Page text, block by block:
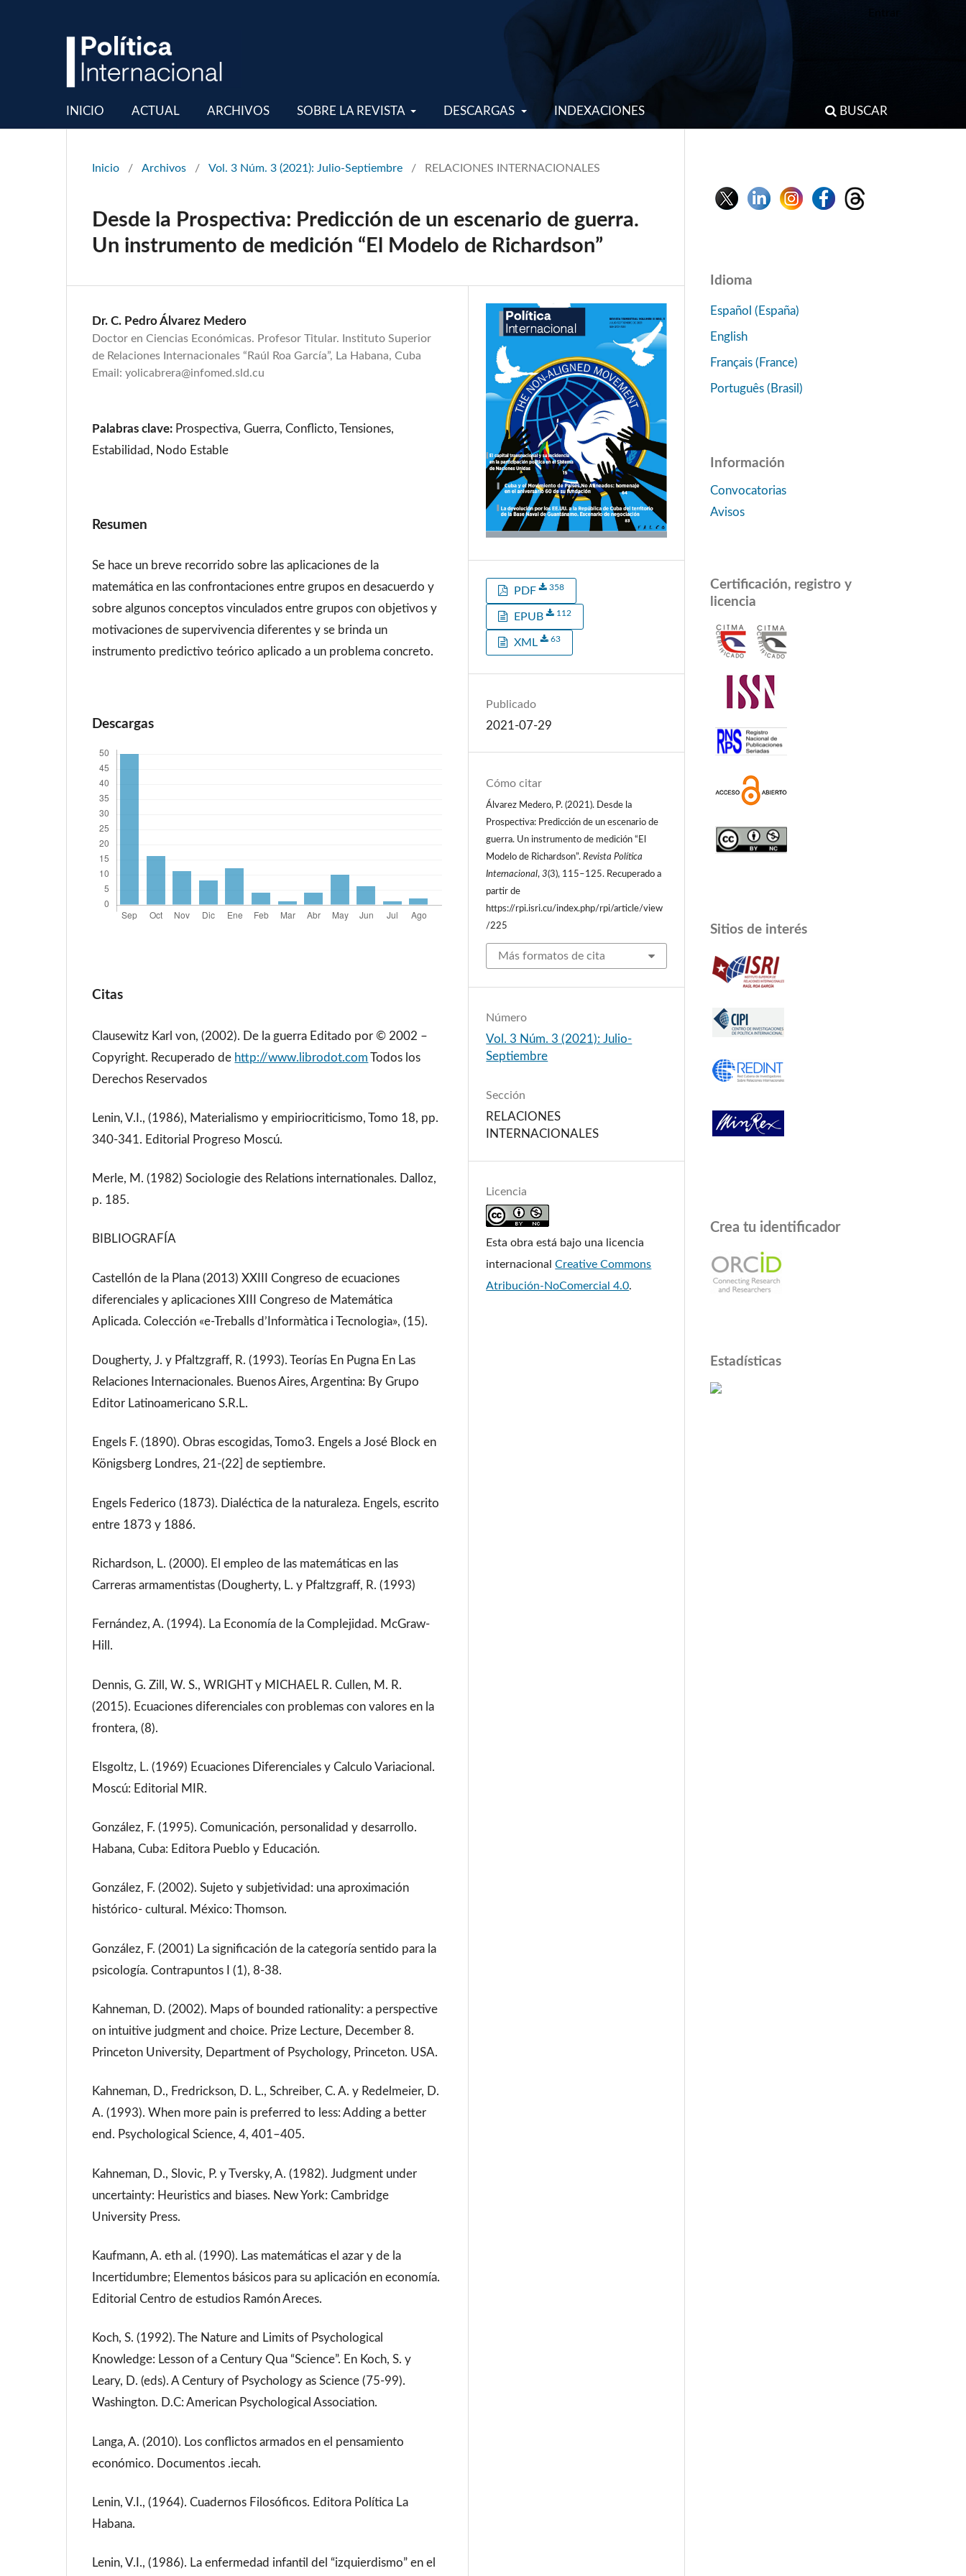
INICIO ACTUAL ARCHIVOS SOBRE LA REVISTA DESCARGAS INDEXACIONES BUSCAR
Inicio / Archivos / Vol. 3 Núm. 3 (2021): Julio-Septiembre / RELACIONES INTERNACIONALES
Desde la Prospectiva: Predicción de un escenario de guerra.
Un instrumento de medición “El Modelo de Richardson”
Dr. C. Pedro Álvarez Medero
Doctor en Ciencias Económicas. Profesor Titular. Instituto Superior
de Relaciones Internacionales “Raúl Roa García”, La Habana, Cuba
Email: yolicabrera@infomed.sld.cu
Palabras clave: Prospectiva, Guerra, Conflicto, Tensiones,
Estabilidad, Nodo Estable
Resumen
Se hace un breve recorrido sobre las aplicaciones de la
matemática en las confrontaciones entre grupos en desacuerdo y
sobre algunos conceptos vinculados entre grupos con objetivos y
motivaciones de supervivencia diferentes y se brinda un
instrumento predictivo teórico aplicado a un problema concreto.
Descargas
Citas
Clausewitz Karl von, (2002). De la guerra Editado por © 2002 –
Copyright. Recuperado de http://www.librodot.com Todos los
Derechos Reservados
Lenin, V.I., (1986), Materialismo y empiriocriticismo, Tomo 18, pp.
340-341. Editorial Progreso Moscú.
Merle, M. (1982) Sociologie des Relations internationales. Dalloz,
p. 185.
BIBLIOGRAFÍA
Castellón de la Plana (2013) XXIII Congreso de ecuaciones
diferenciales y aplicaciones XIII Congreso de Matemática
Aplicada. Colección «e-Treballs d’Informàtica i Tecnologia», (15).
Dougherty, J. y Pfaltzgraff, R. (1993). Teorías En Pugna En Las
Relaciones Internacionales. Buenos Aires, Argentina: By Grupo
Editor Latinoamericano S.R.L.
Engels F. (1890). Obras escogidas, Tomo3. Engels a José Block en
Königsberg Londres, 21-(22] de septiembre.
Engels Federico (1873). Dialéctica de la naturaleza. Engels, escrito
entre 1873 y 1886.
Richardson, L. (2000). El empleo de las matemáticas en las
Carreras armamentistas (Dougherty, L. y Pfaltzgraff, R. (1993)
Fernández, A. (1994). La Economía de la Complejidad. McGraw-
Hill.
Dennis, G. Zill, W. S., WRIGHT y MICHAEL R. Cullen, M. R.
(2015). Ecuaciones diferenciales con problemas con valores en la
frontera, (8).
Elsgoltz, L. (1969) Ecuaciones Diferenciales y Calculo Variacional.
Moscú: Editorial MIR.
González, F. (1995). Comunicación, personalidad y desarrollo.
Habana, Cuba: Editora Pueblo y Educación.
González, F. (2002). Sujeto y subjetividad: una aproximación
histórico- cultural. México: Thomson.
González, F. (2001) La significación de la categoría sentido para la
psicología. Contrapuntos I (1), 8-38.
Kahneman, D. (2002). Maps of bounded rationality: a perspective
on intuitive judgment and choice. Prize Lecture, December 8.
Princeton University, Department of Psychology, Princeton. USA.
Kahneman, D., Fredrickson, D. L., Schreiber, C. A. y Redelmeier, D.
A. (1993). When more pain is preferred to less: Adding a better
end. Psychological Science, 4, 401–405.
Kahneman, D., Slovic, P. y Tversky, A. (1982). Judgment under
uncertainty: Heuristics and biases. New York: Cambridge
University Press.
Kaufmann, A. eth al. (1990). Las matemáticas el azar y de la
Incertidumbre; Elementos básicos para su aplicación en economía.
Editorial Centro de estudios Ramón Areces.
Koch, S. (1992). The Nature and Limits of Psychological
Knowledge: Lesson of a Century Qua “Science”. En Koch, S. y
Leary, D. (eds). A Century of Psychology as Science (75-99).
Washington. D.C: American Psychological Association.
Langa, A. (2010). Los conflictos armados en el pensamiento
económico. Documentos .iecah.
Lenin, V.I., (1964). Cuadernos Filosóficos. Editora Política La
Habana.
Lenin, V.I., (1986). La enfermedad infantil del “izquierdismo” en el
PDF 358
EPUB 112
XML 63
Publicado
2021-07-29
Cómo citar
Álvarez Medero, P. (2021). Desde la
Prospectiva: Predicción de un escenario de
guerra. Un instrumento de medición “El
Modelo de Richardson”.Revista Política
Internacional,3(3), 115–125. Recuperado a
partir de
https://rpi.isri.cu/index.php/rpi/article/view
/225
Más formatos de cita
Número
Vol. 3 Núm. 3 (2021): Julio-
Septiembre
Sección
RELACIONES
INTERNACIONALES
Licencia
Esta obra está bajo una licencia
internacionalCreative Commons
Atribución-NoComercial 4.0.
Idioma
Español (España)
English
Français (France)
Português (Brasil)
Información
Convocatorias
Avisos
Certificación, registro y
licencia
Sitios de interés
Crea tu identificador
Estadísticas